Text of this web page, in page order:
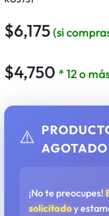
$6,175 (si
$4,750 * 12 o
⚠️
AGOTADO
¡No te preocupes!
solicitadoy